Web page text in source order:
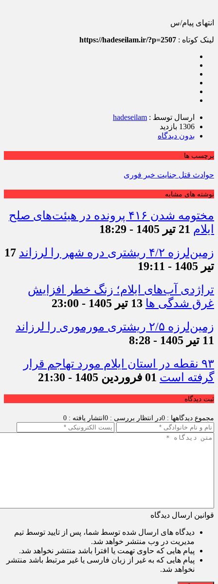
انتهای پیام/س
لینک کوتاه : https://hadeseilam.ir/?p=2507
ارسال توسط : hadeseilam
1306 بازدید
بدون دیدگاه
برچسب ها
حوادث قتل جنایت خبر فوری
نوشته های مشابه
مختومه شدن ۴۱۶ پرونده در هیئت‌های صلح
ایلام 21 تیر 1405 - 18:29
زمین‌لرزه ۴/۲ ریشتری دره شهر را لرزاند
17
تیر 1405 - 19:11
تراژدی آب‌های ایلام؛ زنگ خطر افزایش
غرق شدگی ها 13 تیر 1405 - 23:00
زمین‌لرزه ۲/۵ ریشتری مورموری را لرزاند
11 تیر 1405 - 8:28
۹۳ نقطه در استان ایلام مورد تهاجم قرار
گرفته است 01 فروردین 1405 - 21:30
ثبت دیدگاه
مجموع دیدگاهها : 0 در انتظار بررسی : 0 انتشار یافته : 0
قوانین ارسال دیدگاه
دیدگاه های ارسال شده توسط شما، پس از تایید توسط تیم
مدیریت در وب منتشر خواهد شد.
پیام هایی که حاوی تهمت یا افترا باشد منتشر نخواهد شد.
پیام هایی که به غیر از زبان فارسی یا غیر مرتبط باشد منتشر
نخواهد شد.